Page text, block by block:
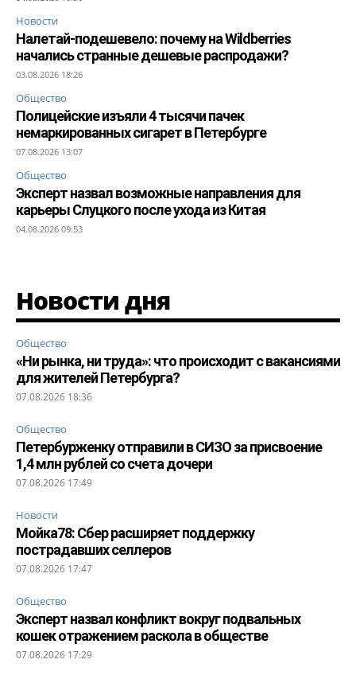
Новости
Налетай-подешевело: почему на Wildberries
начались странные дешевые распродажи?
03.08.2026 18:26
Общество
Полицейские изъяли 4 тысячи пачек
немаркированных сигарет в Петербурге
07.08.2026 13:07
Общество
Эксперт назвал возможные направления для
карьеры Слуцкого после ухода из Китая
04.08.2026 09:53
Новости дня
Общество
«Ни рынка, ни труда»: что происходит с вакансиями
для жителей Петербурга?
07.08.2026 18:36
Общество
Петербурженку отправили в СИЗО за присвоение
1,4 млн рублей со счета дочери
07.08.2026 17:49
Новости
Мойка78: Сбер расширяет поддержку
пострадавших селлеров
07.08.2026 17:47
Общество
Эксперт назвал конфликт вокруг подвальных
кошек отражением раскола в обществе
07.08.2026 17:29